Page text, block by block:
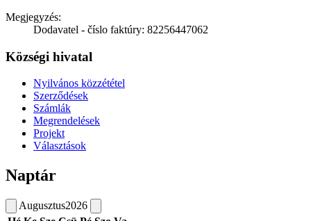
Megjegyzés:
Dodavatel - číslo faktúry: 82256447062
Községi hivatal
Nyilvános közzététel
Szerződések
Számlák
Megrendelések
Projekt
Választások
Naptár
Augusztus2026